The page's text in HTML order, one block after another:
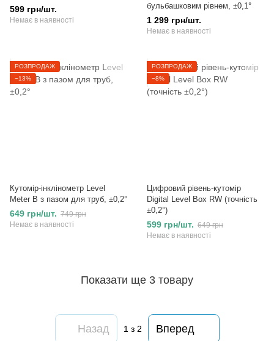
599 грн/шт.
Немає в наявності
бульбашковим рівнем, ±0,1°
1 299 грн/шт.
Немає в наявності
РОЗПРОДАЖ
−13%
Кутомір-інклінометр Level
Meter B з пазом для труб, ±0,2°
649 грн/шт. 749 грн
Немає в наявності
РОЗПРОДАЖ
−8%
Цифровий рівень-кутомір
Digital Level Box RW (точність
±0,2°)
599 грн/шт. 649 грн
Немає в наявності
Показати ще 3 товару
Назад 1 з 2 Вперед